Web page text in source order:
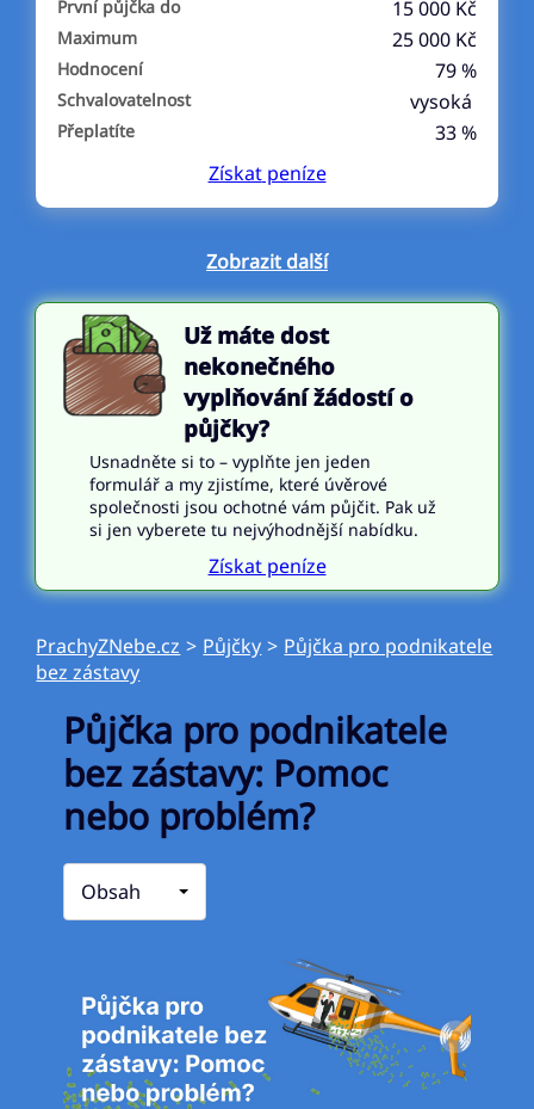
První půjčka do 15 000 Kč
Maximum 25 000 Kč
Hodnocení 79 %
Schvalovatelnost vysoká
Přeplatíte
33 %
Získatpeníze
Zobrazit další
Už máte dost
nekonečného
vyplňování žádostí o
půjčky?
Usnadněte si to – vyplňte jen jeden
formulář a my zjistíme, které úvěrové
společnosti jsou ochotné vám půjčit. Pak už
si jen vyberete tu nejvýhodnější nabídku.
Získat peníze
PrachyZNebe.cz > Půjčky > Půjčka pro podnikatele
bez zástavy
Půjčka pro podnikatele
bez zástavy: Pomoc
nebo problém?
Obsah